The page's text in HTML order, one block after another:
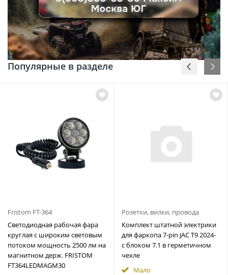
Популярные в разделе
Fristom FT-364
Светодиодная рабочая фара
круглая с широким световым
потоком мощность 2500 лм на
магнитном держ. FRISTOM
FT364LEDMAGM30
Розетки, вилки, провода
Комплект штатной электрики
для фаркопа 7-pin JAC T9 2024-
с блоком 7.1 в герметичном
чехле
Мало